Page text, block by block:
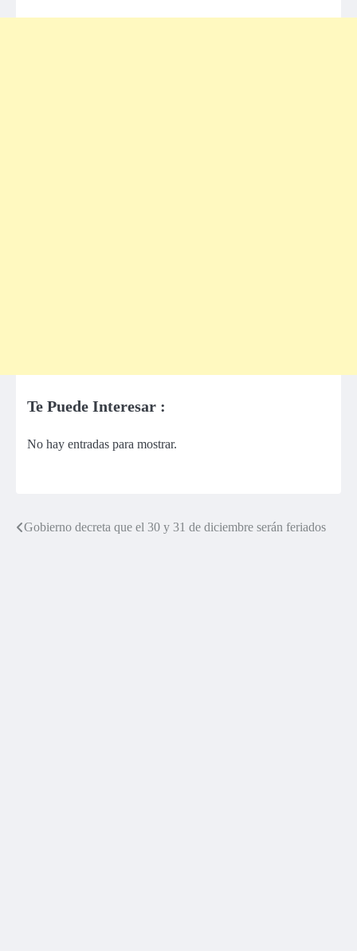
Te Puede Interesar :
No hay entradas para mostrar.
Navegación
Gobierno decreta que el 30 y 31 de diciembre serán feriados